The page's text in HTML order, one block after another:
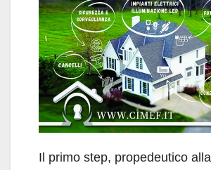
Il primo step, propedeutico alla